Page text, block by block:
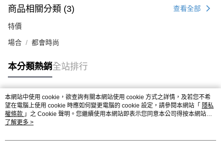
商品相關分類 (3) 查看全部
特價
場合 都會時尚
本分類熱銷全站排行
熱門標籤
本網站中使用 cookie，欲查詢有關本網站使用 cookie 方式之詳情，及若您不希
望在電腦上使用 cookie 時應如何變更電腦的 cookie 設定，請參閱本網站「 隱私
權條款 」之 Cookie 聲明。您繼續使用本網站即表示您同意本公司得按本網站使
用條款之 Cookie 聲明使用 cookie。
了解更多 >